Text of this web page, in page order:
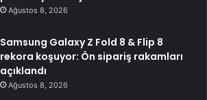
Ağustos 8, 2026
Samsung Galaxy Z Fold 8 & Flip 8
rekora koşuyor: Ön sipariş rakamları
açıklandı
Ağustos 8, 2026